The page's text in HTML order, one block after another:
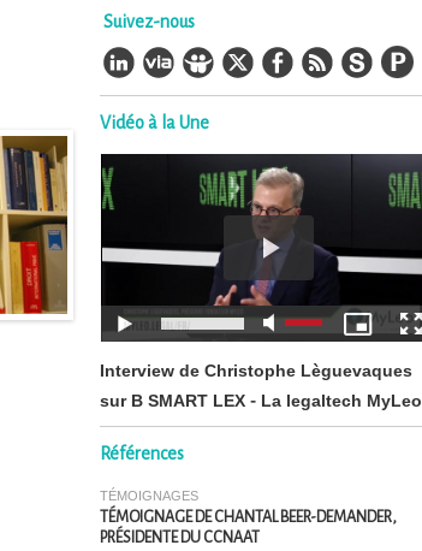
Suivez-nous
Vidéo à la Une
Interview de Christophe Lèguevaques
sur B SMART LEX - La legaltech MyLeo
Références
TÉMOIGNAGES
TÉMOIGNAGE DE CHANTAL BEER-DEMANDER,
PRÉSIDENTE DU CCNAAT